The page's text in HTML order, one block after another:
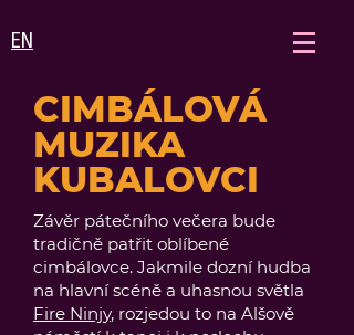
EN
CIMBÁLOVÁ
MUZIKA
KUBALOVCI
Závěr pátečního večera bude
tradičně patřit oblíbené
cimbálovce. Jakmile dozní hudba
na hlavní scéně a uhasnou světla
Fire Ninjy, rozjedou to na Alšově